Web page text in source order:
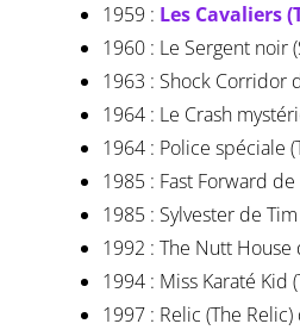
1959 : Les Cavaliers
1960 : Le Sergent noir
1963 : Shock Corridor
1964 : Le Crash
1964 : Police spéciale
1985 : Fast Forward
1985 : Sylvester de
1992 : The Nutt House
1994 : Miss Karaté Kid
1997 : Relic (The